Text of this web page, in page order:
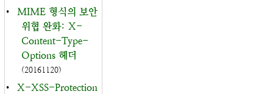
•
MIME 형식의 보안
위협 완화: X-
Content-Type-
Options 헤더
(20161120)
•
X-XSS-Protection